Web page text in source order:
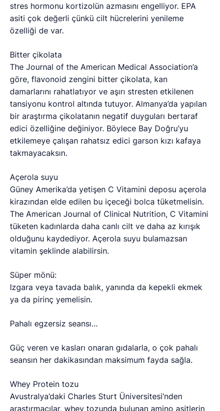
stres hormonu kortizolün azmasını engelliyor. EPA
asiti çok değerli çünkü cilt hücrelerini yenileme
özelliği de var.
Bitter çikolata
The Journal of the American Medical Association’a
göre, flavonoid zengini bitter çikolata, kan
damarlarını rahatlatıyor ve aşırı stresten etkilenen
tansiyonu kontrol altında tutuyor. Almanya’da yapılan
bir araştırma çikolatanın negatif duyguları bertaraf
edici özelliğine değiniyor. Böylece Bay Doğru’yu
etkilemeye çalışan rahatsız edici garson kızı kafaya
takmayacaksın.
Açerola suyu
Güney Amerika’da yetişen C Vitamini deposu açerola
kirazından elde edilen bu içeceği bolca tüketmelisin.
The American Journal of Clinical Nutrition, C Vitamini
tüketen kadınlarda daha canlı cilt ve daha az kırışık
olduğunu kaydediyor. Açerola suyu bulamazsan
vitamin şeklinde alabilirsin.
Süper mönü:
Izgara veya tavada balık, yanında da kepekli ekmek
ya da pirinç yemelisin.
Pahalı egzersiz seansı…
Güç veren ve kasları onaran gıdalarla, o çok pahalı
seansın her dakikasından maksimum fayda sağla.
Whey Protein tozu
Avustralya’daki Charles Sturt Üniversitesi’nden
araştırmacılar, whey tozunda bulunan amino asitlerin